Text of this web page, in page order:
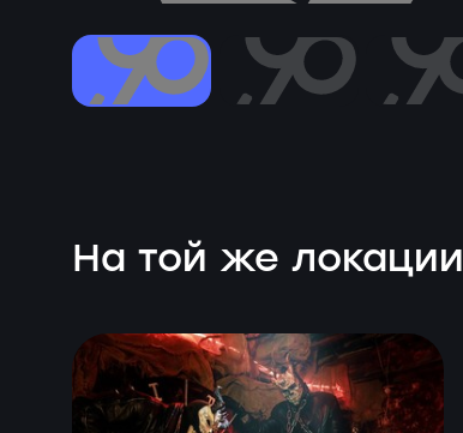
На той же локации